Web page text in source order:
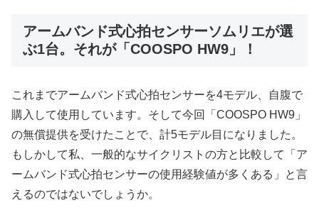
アームバンド式心拍センサーソムリエが選
ぶ1台。それが「COOSPO HW9」！
これまでアームバンド式心拍センサーを4モデル、自腹で
購入して使用しています。そして今回「COOSPO HW9」
の無償提供を受けたことで、計5モデル目になりました。
もしかして私、一般的なサイクリストの方と比較して「ア
ームバンド式心拍センサーの使用経験値が多くある」と言
えるのではないでしょうか。